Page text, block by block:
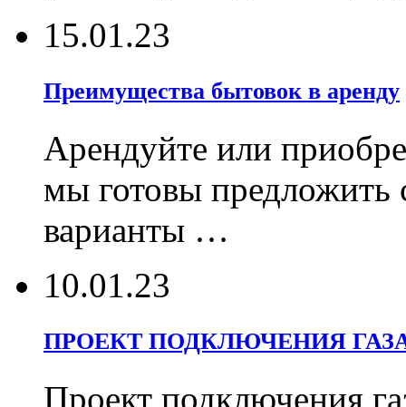
15.01.23
Преимущества бытовок в аренду
Арендуйте или
мы готовы предложить
варианты …
10.01.23
ПРОЕКТ ПОДКЛЮЧЕНИЯ
Проект подключения